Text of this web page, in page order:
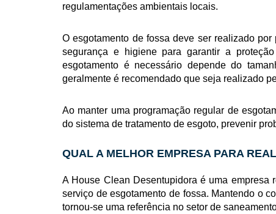
regulamentações ambientais locais.
O esgotamento de fossa deve ser realizado
segurança e higiene para garantir a
esgotamento é necessário depende do
geralmente é recomendado que seja realizado
Ao manter uma programação regular de
do sistema de tratamento de esgoto, prevenir
QUAL A MELHOR EMPRESA PARA
A House Clean Desentupidora é uma
serviço de esgotamento de fossa. Mantendo o
tornou-se uma referência no setor de